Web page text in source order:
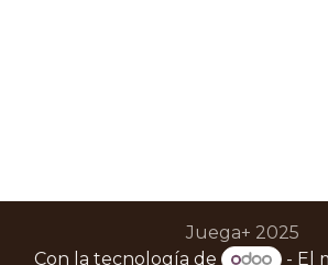
Juega+ 2025
Con la tecnología de
- El